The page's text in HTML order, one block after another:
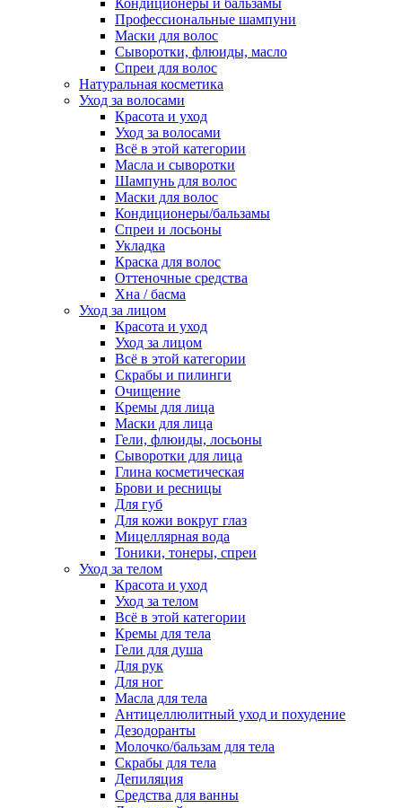
Кондиционеры и бальзамы
Профессиональные шампуни
Маски для волос
Сыворотки, флюиды, масло
Спреи для волос
Натуральная косметика
Уход за волосами
Красота и уход
Уход за волосами
Всё в этой категории
Масла и сыворотки
Шампунь для волос
Маски для волос
Кондиционеры/бальзамы
Спреи и лосьоны
Укладка
Краска для волос
Оттеночные средства
Хна / басма
Уход за лицом
Красота и уход
Уход за лицом
Всё в этой категории
Скрабы и пилинги
Очищение
Кремы для лица
Маски для лица
Гели, флюиды, лосьоны
Сыворотки для лица
Глина косметическая
Брови и ресницы
Для губ
Для кожи вокруг глаз
Мицеллярная вода
Тоники, тонеры, спреи
Уход за телом
Красота и уход
Уход за телом
Всё в этой категории
Кремы для тела
Гели для душа
Для рук
Для ног
Масла для тела
Антицеллюлитный уход и похудение
Дезодоранты
Молочко/бальзам для тела
Скрабы для тела
Депиляция
Средства для ванны